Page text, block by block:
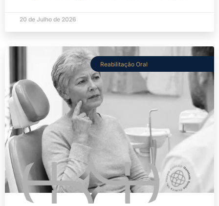
20 de Julho de 2026
Reabilitação Oral